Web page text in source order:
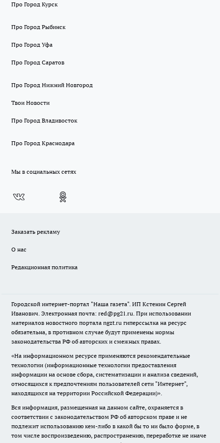
Про Город Курск
Про Город Рыбинск
Про Город Уфа
Про Город Саратов
Про Город Нижний Новгород
Твои Новости
Про Город Владивосток
Про Город Краснодара
Мы в социальных сетях
Заказать рекламу
О нас
Редакционная политика
Городской интернет-портал "Наша газета". ИП Кстенин Сергей
Иванович. Электронная почта: red@pg21.ru. При использовании
материалов новостного портала ngzt.ru гиперссылка на ресурс
обязательна, в противном случае будут применены нормы
законодательства РФ об авторских и смежных правах.
«На информационном ресурсе применяются рекомендательные
технологии (информационные технологии предоставления
информации на основе сбора, систематизации и анализа сведений,
относящихся к предпочтениям пользователей сети "Интернет",
находящихся на территории Российской Федерации)».
Вся информация, размещенная на данном сайте, охраняется в
соответствии с законодательством РФ об авторском праве и не
подлежит использованию кем-либо в какой бы то ни было форме, в
том числе воспроизведению, распространению, переработке не иначе